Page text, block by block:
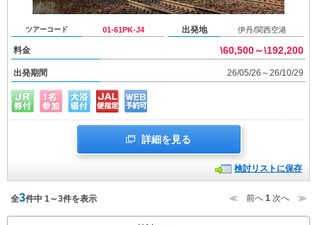
ツアーコード 01-61PK-J4 出発地 伊丹/関西空港
料金 \60,500～\192,200
出発期間 26/05/26～26/10/29
詳細を見る
検討リストに保存
全3件中 1～3件を表示 ≪ 前へ 1 次へ ≫